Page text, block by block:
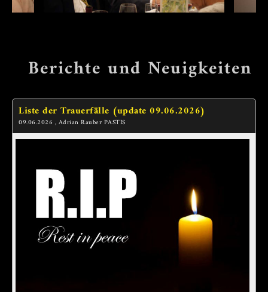
Berichte und Neuigkeiten
Liste der Trauerfälle (update 09.06.2026)
09.06.2026 , Adrian Rauber PASTIS